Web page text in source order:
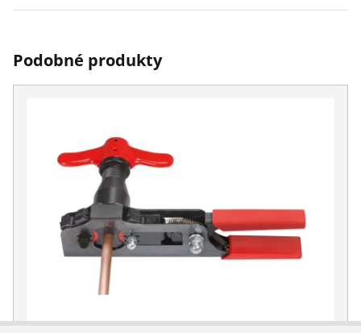
Podobné produkty